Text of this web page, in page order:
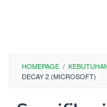
HOMEPAGE /
DECAY 2 (MICROSOFT)